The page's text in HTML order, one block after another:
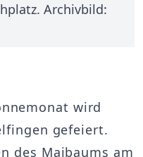
Archivbild:
wird
gefeiert.
des Maibaums am